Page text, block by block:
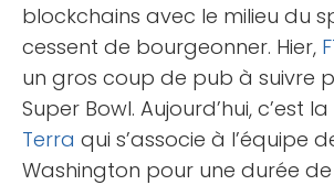
blockchains avec le milieu du
cessent de bourgeonner. Hier,
un gros coup de pub à suivre
Super Bowl. Aujourd’hui, c’est la
Terra qui s’associe à l’équipe
Washington pour une durée de